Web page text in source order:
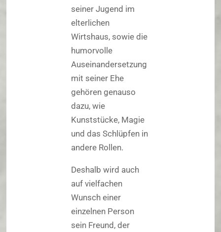
seiner Jugend im
elterlichen
Wirtshaus, sowie die
humorvolle
Auseinandersetzung
mit seiner Ehe
gehören genauso
dazu, wie
Kunststücke, Magie
und das Schlüpfen in
andere Rollen.
Deshalb wird auch
auf vielfachen
Wunsch einer
einzelnen Person
sein Freund, der